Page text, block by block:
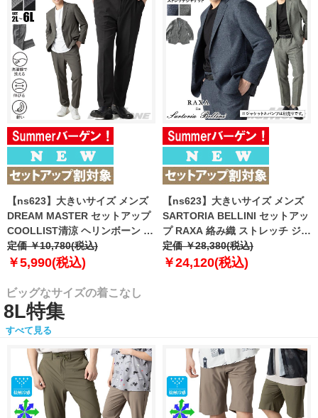
【ns623】大きいサイズ メンズ
DREAM MASTER セットアップ
COOLLIST清涼 ヘリンボーン ス
トレッチ パンツ 軽量 ウォッシャ
ブル スマリラ 春夏新作
定価 ￥10,780(税込)
￥5,990(税込)
【ns623】大きいサイズ メンズ
SARTORIA BELLINI セットアッ
プ RAXA 絡み織 ストレッチ ジャ
ケット 春夏新作 tzjk-33b
【fre】
定価 ￥28,380(税込)
￥24,120(税込)
ビッグなサイズの着こなし
8L特集
すべて見る